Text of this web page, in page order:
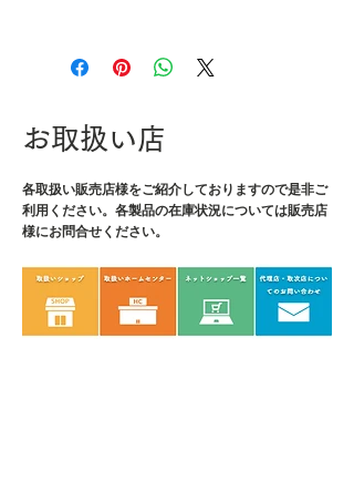
・セット点数：7
ードペンチ、PTS-01/ピンセッ
(+No.000)、DM-33/精密ドライバ
ー(-1.8×0.3mm)、DS-03/ドライバ
ー(+No.00)、DS-13/ドライバー
(-2.6×0.35mm)
・外寸：L140×W100×H35mm
・内寸：L130×W90×H25mm
お取扱い店
各取扱い販売店様をご紹介しておりますので是非ご
利用ください。各製品の在庫状況については販売店
様にお問合せください。